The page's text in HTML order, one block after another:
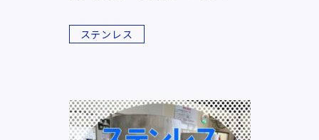
ステンレス